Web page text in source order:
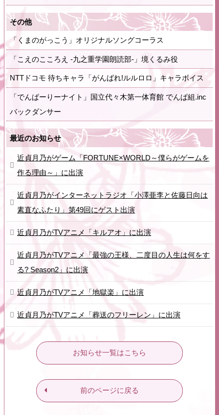
その他
「くまのがっこう」オリジナルソングコーラス
「こえのこころえ -九之重学園朗読部-」境くるみ役
NTTドコモ 待ちキャラ「がんばれ!ルルロロ」キャラボイス
「でんぱーりーナイト」国立代々木第一体育館 でんぱ組.inc
バックダンサー
最近のお知らせ
近貞月乃がゲーム「FORTUNE×WORLD～僕らがゲームを
作る理由～」に出演
近貞月乃がインターネットラジオ「小澤亜李と佐藤日向は
素直なふたり」第49回にゲスト出演
近貞月乃がTVアニメ「キルアオ」に出演
近貞月乃がTVアニメ「最強の王様、二度目の人生は何をす
る? Season2」に出演
近貞月乃がTVアニメ「地獄楽」に出演
近貞月乃がTVアニメ「葬送のフリーレン」に出演
お知らせ一覧はこちら
前のページに戻る